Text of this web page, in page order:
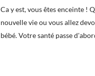
Ca y est, vous êtes enceinte !
nouvelle vie ou vous allez
bébé. Votre santé passe